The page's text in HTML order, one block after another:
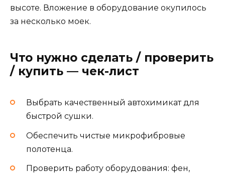
высоте. Вложение в оборудование окупилось
за несколько моек.
Что нужно сделать / проверить
/ купить — чек-лист
Выбрать качественный автохимикат для
быстрой сушки.
Обеспечить чистые микрофибровые
полотенца.
Проверить работу оборудования: фен,